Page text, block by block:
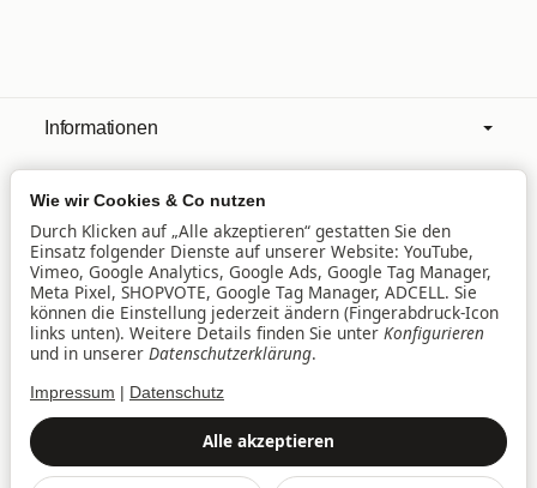
Informationen
Mehr über
Filialen
Lieferservice
Vertrag widerrufen
Alle akzeptieren
Wie wir Cookies & Co nutzen
Durch Klicken auf „Alle akzeptieren“ gestatten Sie den
Einsatz folgender Dienste auf unserer Website: YouTube,
Vimeo, Google Analytics, Google Ads, Google Tag Manager,
Meta Pixel, SHOPVOTE, Google Tag Manager, ADCELL. Sie
können die Einstellung jederzeit ändern (Fingerabdruck-Icon
links unten). Weitere Details finden Sie unter Konfigurieren
und in unserer Datenschutzerklärung.
Impressum Datenschutz